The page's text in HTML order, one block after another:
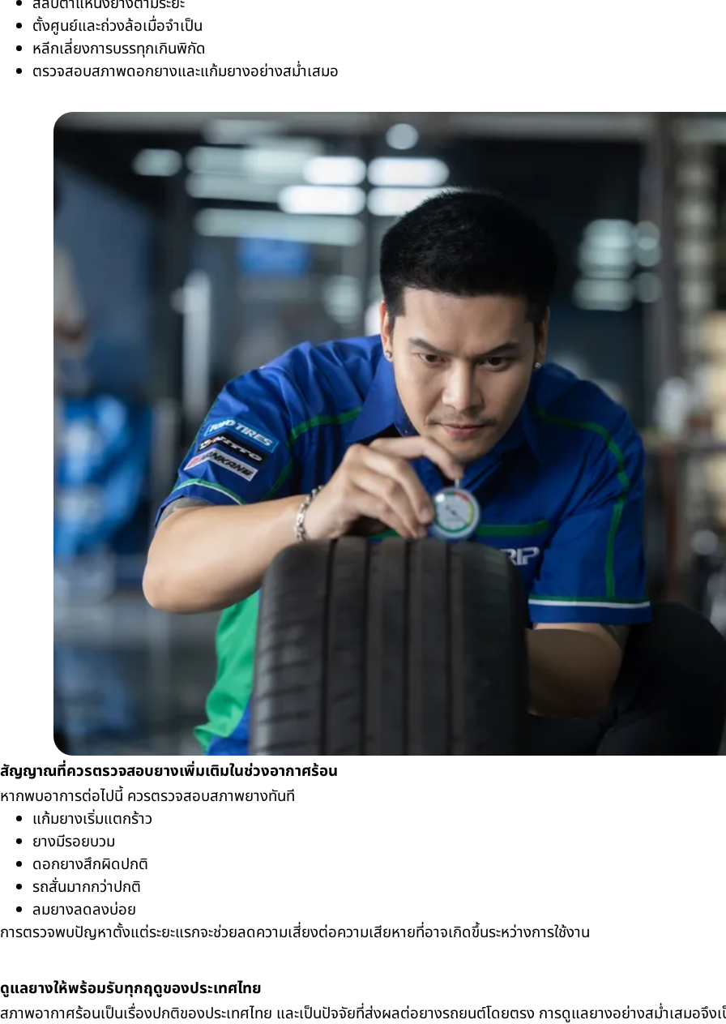
ตั้งศูนย์และถ่วงล้อเมื่อจำเป็น
หลีกเลี่ยงการบรรทุกเกินพิกัด
ตรวจสอบสภาพดอกยางและแก้มยางอย่างสม่ำเสมอ
สัญญาณที่ควรตรวจสอบยางเพิ่มเติมในช่วงอากาศร้อน
หากพบอาการต่อไปนี้ ควรตรวจสอบสภาพยางทันที
แก้มยางเริ่มแตกร้าว
ยางมีรอยบวม
ดอกยางสึกผิดปกติ
รถสั่นมากกว่าปกติ
ลมยางลดลงบ่อย
การตรวจพบปัญหาตั้งแต่ระยะแรกจะช่วยลดความเสี่ยงต่อความเสียหายที่อาจเกิดขึ้นระหว่างการใช้งาน
ดูแลยางให้พร้อมรับทุกฤดูของประเทศไทย
สภาพอากาศร้อนเป็นเรื่องปกติของประเทศไทย และเป็นปัจจัยที่ส่งผลต่อยางรถยนต์โดยตรง การดูแลยางอย่างสม่ำเสมอจึ